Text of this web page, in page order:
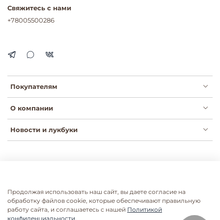
Покупателям
О компании
Новости и лукбуки
Свяжитесь с нами
+78005500286
Согласие на рассылки
Согласие на обработку ПДН
Согласие на обработку ПДН розница
Продолжая использовать наш сайт, вы даете согласие на
обработку файлов cookie, которые обеспечивают правильную
работу сайта, и соглашаетесь с нашей Политикой
конфиденциальности.